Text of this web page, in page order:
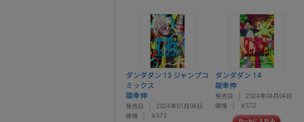
ダンダダン 13 ジャンプコ
ミックス
龍幸伸
発売日
2024年01月04日
価格
￥572
ダンダダン 14
龍幸伸
発売日
2024年04月04日
価格
￥572